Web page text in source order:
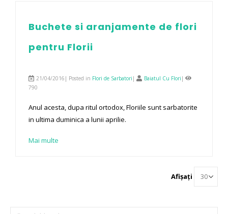
Buchete si aranjamente de flori
pentru Florii
21/04/2016| Posted in Flori de Sarbatori | Baiatul Cu Flori |
790
Anul acesta, dupa ritul ortodox, Floriile sunt sarbatorite
in ultima duminica a lunii aprilie.
Mai multe
Afișați